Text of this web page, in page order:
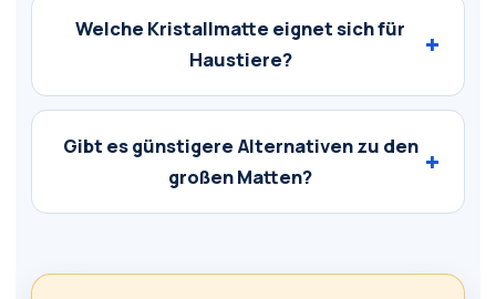
Welche Kristallmatte eignet sich für
Haustiere?
Gibt es günstigere Alternativen zu den
großen Matten?